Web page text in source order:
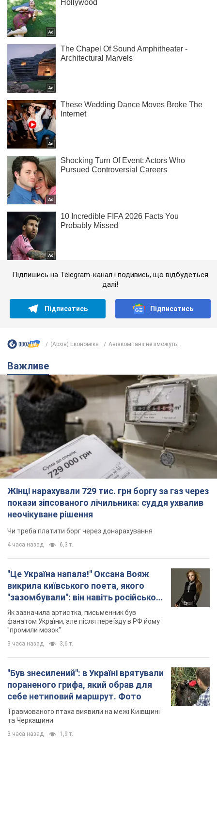
Підпишись на Telegram-канал і подивись, що відбудеться
далі!
Підписатись Підписатись
(Архів) Економіка Авіакомпанії не зможуть...
Важливе
Жінці нарахували 729 тис. грн боргу за газ через
покази зіпсованого лічильника: суддя ухвалив
неочікуване рішення
Чи треба платити борг через донарахування
4 часа назад 6,3 т.
"Це Україна напала!" Оксана Вояж
викрила київського поета, якого
"зазомбували": він навіть російської
не знав, а тепер хоче геноциду
українців
Як зазначила артистка, письменник був
фанатом України, але після переїзду в РФ йому
"промили мозок"
3 часа назад 3,6 т.
"Був знесилений": в Україні врятували
пораненого грифа, який обрав для
себе нетиповий маршрут. Фото
Травмованого птаха виявили на межі Київщині
та Черкащини
3 часа назад 1,9 т.